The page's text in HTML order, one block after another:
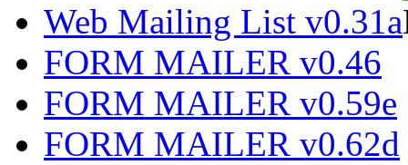
Web Mailing List v0.31a
FORM MAILER v0.46
FORM MAILER v0.59e
FORM MAILER v0.62d